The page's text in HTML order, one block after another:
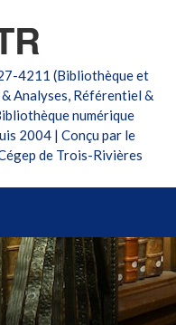
4211 (Bibliothèque et
Analyses, Référentiel &
numérique
2004 | Conçu par le
de Trois-Rivières